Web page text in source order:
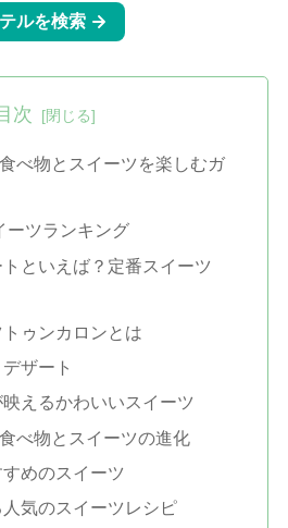
次
べ物とスイーツを楽しむガ
ーツランキング
といえば？定番スイーツ
ゥンカロンとは
ザート
えるかわいいスイーツ
べ物とスイーツの進化
めのスイーツ
気のスイーツレシピ